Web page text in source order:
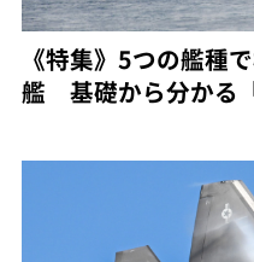
《特集》5つの艦種
艦 基礎から分かる